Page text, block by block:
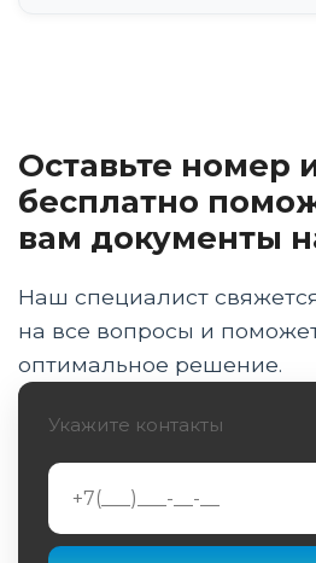
Туалет и душ с протезом:
безопасного напольного
высоким
Оптимальная высота
Обустройство душевой
сидений
Влагозащита протеза:
и систем защиты от
Оставьте номер
бесплатно
вам документы
Наш специалист
на все вопросы и
оптимальное решение.
Укажите контакты